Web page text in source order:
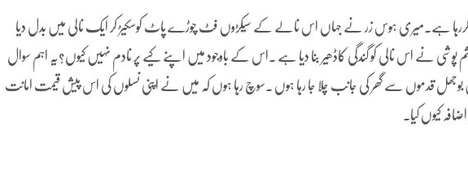
کررہا ہے۔میری ہوس زر نے جہاں اس نالے کے سیکڑوں فٹ چوڑے پاٹ کوسکیڑ کر ایک نالی میں بدل دیا
پوشی نے اس نالی کو گندگی کاڈھیر بنا دیا ہے ۔اس کے باوجود میں اپنے کیے پر نادم نہیں کیوں؟یہ اہم سوال
قدموں سے گھر کی جانب چلا جا رہا ہوں ۔سوچ رہا ہوں کہ میں نے اپنی نسلوں کی اس پیش قیمت امانت
کیوں کیا۔